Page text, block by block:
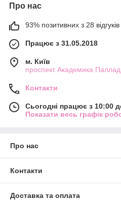
Про нас
93% позитивних з 28 відгуків
Працює з 31.05.2018
м. Київ
проспект Академика
Контакти
Сьогодні працює з 10:00
Показати весь графік
Про нас
Контакти
Доставка та оплата